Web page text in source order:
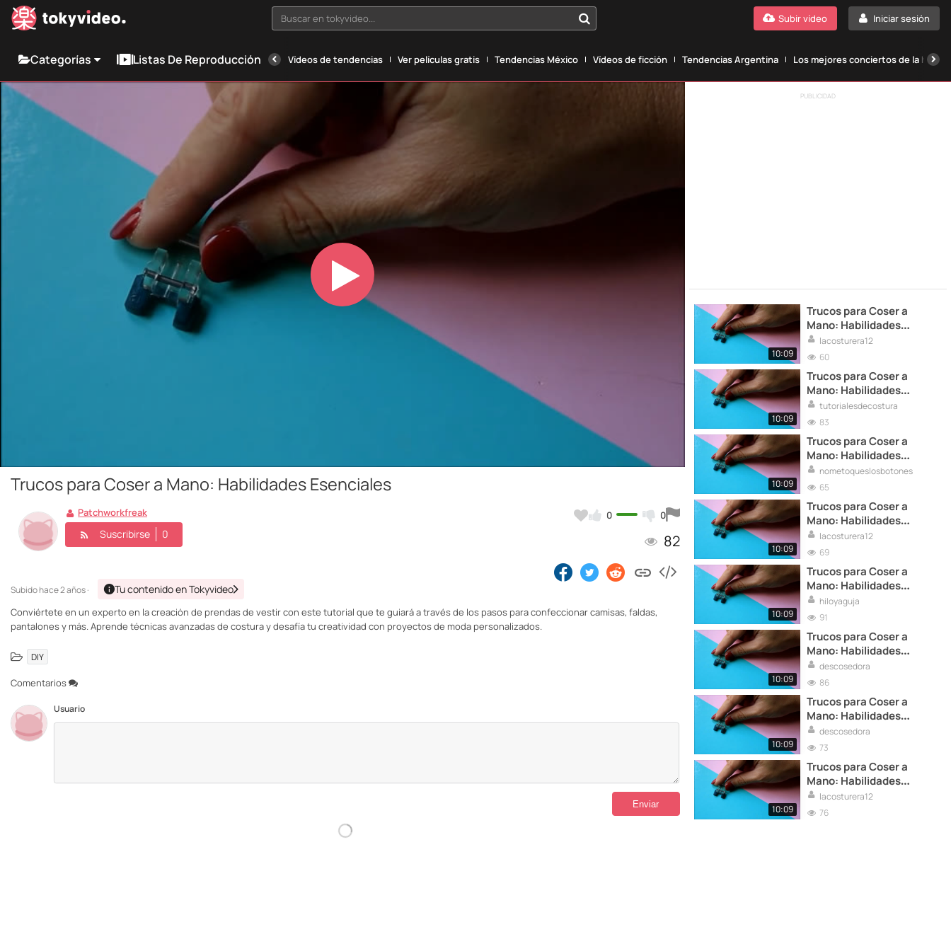
Buscar en tokyvideo... Iniciar sesión
Subir vídeo
Categorías Listas De Reproducción Vídeos de tendencias Ver películas gratis Tendencias México Vídeos de ficción Tendencias Argentina Los mejores conciertos de la
Play
Video
Trucos para Coser a Mano: Habilidades Esenciales
0 0
82
Patchworkfreak
Suscribirse 0
Subidohace 2 años · Tu contenido en Tokyvideo
Conviértete en un experto en la creación de prendas de vestir con este tutorial que te guiará a través de los pasos para confeccionar camisas, faldas,
pantalones y más. Aprende técnicas avanzadas de costura y desafía tu creatividad con proyectos de moda personalizados.
DIY
Comentarios
Usuario
PUBLICIDAD
10:09
Trucos para Coser a
Mano: Habilidades
Esenciales
lacosturera12
60
10:09
Trucos para Coser a
Mano: Habilidades
Esenciales
tutorialesdecostura
83
10:09
Trucos para Coser a
Mano: Habilidades
Esenciales
nometoqueslosbotones
65
10:09
Trucos para Coser a
Mano: Habilidades
Esenciales
lacosturera12
69
10:09
Trucos para Coser a
Mano: Habilidades
Esenciales
hiloyaguja
91
10:09
Trucos para Coser a
Mano: Habilidades
Esenciales
descosedora
86
10:09
Trucos para Coser a
Mano: Habilidades
Esenciales
descosedora
73
10:09
Trucos para Coser a
Mano: Habilidades
Esenciales
lacosturera12
76